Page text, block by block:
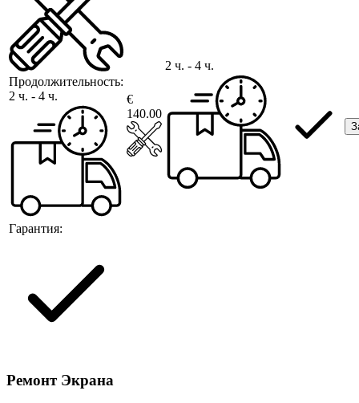
Продолжительность:
2 ч. - 4 ч.
Гарантия:
€
140.00
2 ч. - 4 ч.
Ремонт Экрана